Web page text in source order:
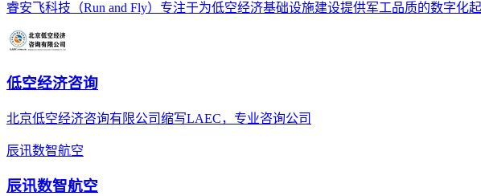
睿安飞科技（Run and Fly）专注于为低空经济基础设施建设提供军工品质的数字化
低空经济咨询
北京低空经济咨询有限公司缩写LAEC，专业咨询公司
辰讯数智航空
辰讯数智航空